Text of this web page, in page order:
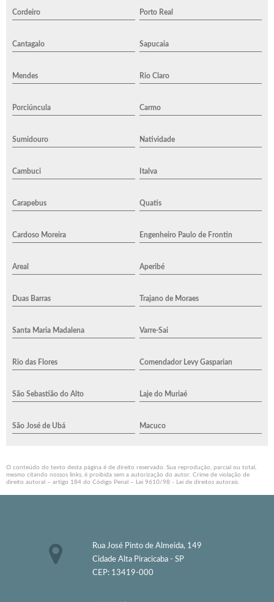
Cordeiro Porto Real
Cantagalo Sapucaia
Mendes Rio Claro
Porciúncula Carmo
Sumidouro Natividade
Cambuci Italva
Carapebus Quatis
Cardoso Moreira Engenheiro Paulo de Frontin
Areal Aperibé
Duas Barras Trajano de Moraes
Santa Maria Madalena Varre-Sai
Rio das Flores Comendador Levy Gasparian
São Sebastião do Alto Laje do Muriaé
São José de Ubá Macuco
O conteúdo do texto desta página é de direito reservado. Sua reprodução, parcial ou total,
mesmo citando nossos links, é proibida sem a autorização do autor. Crime de violação de
direito autoral – artigo 184 do Código Penal – Lei 9610/98 - Lei de direitos autorais.
Rua José Pinto de Almeida, 149
Cidade Alta Piracicaba - SP
CEP: 13419-000